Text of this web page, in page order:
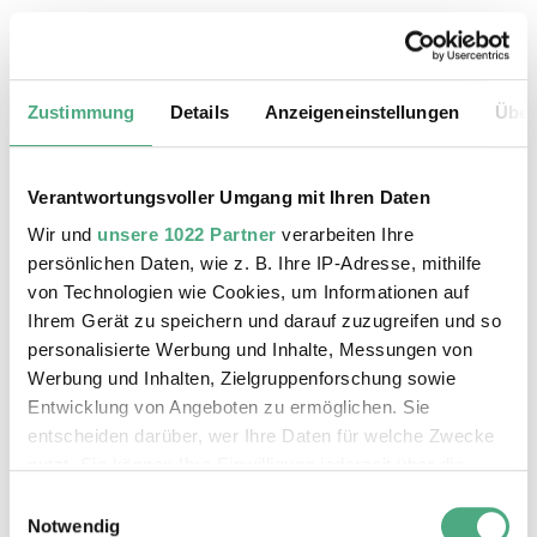
Zustimmung Details Anzeigeneinstellungen
Verantwortungsvoller Umgang mit Ihren Daten
Wir und unsere 1022 Partner verarbeiten Ihre
persönlichen Daten, wie z. B. Ihre IP-Adresse, mithilfe
von Technologien wie Cookies, um Informationen auf
Ihrem Gerät zu speichern und darauf zuzugreifen und so
personalisierte Werbung und Inhalte, Messungen von
Werbung und Inhalten, Zielgruppenforschung sowie
Entwicklung von Angeboten zu ermöglichen. Sie
entscheiden darüber, wer Ihre Daten für welche Zwecke
Trigger Symbol ändern oder widerrufen
Notwendig
ÖFFENTLICHE FÜHRUNG
Der Erzschrägaufzug der Völklinger Hütte mit
Copyright: Weltkulturerbe Völklinger Hütte | Karl
©
Das Weltkulturerbe Völklinger Hütte